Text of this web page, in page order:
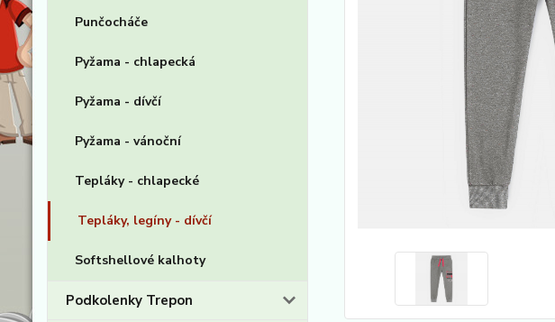
Punčocháče
Pyžama - chlapecká
Pyžama - dívčí
Pyžama - vánoční
Tepláky - chlapecké
Tepláky, legíny - dívčí
Softshellové kalhoty
Podkolenky Trepon